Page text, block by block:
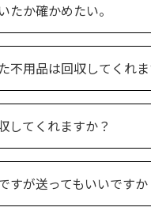
たか確かめたい。
不用品は回収してくれま
してくれますか？
すが送ってもいいですか